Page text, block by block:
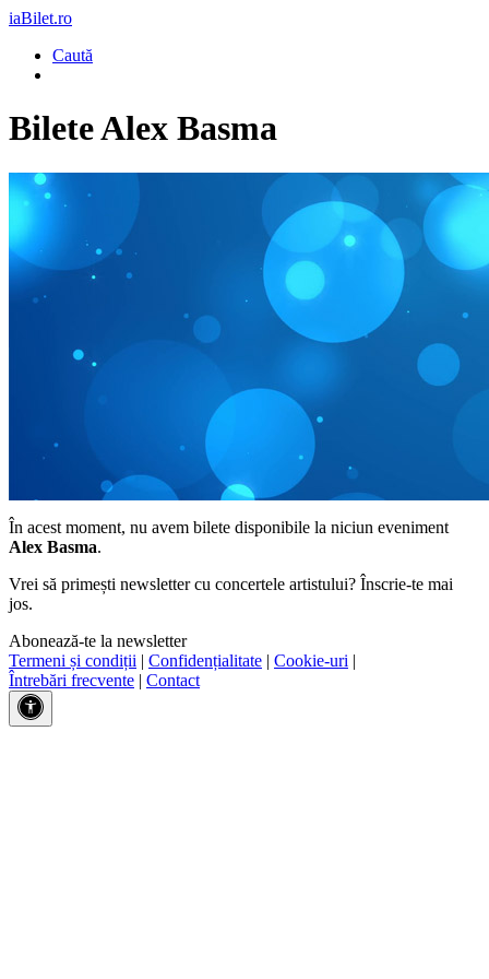
iaBilet.ro
Caută
BileteAlex Basma
În acest moment, nu avem bilete disponibile la niciun eveniment
Alex Basma.
Vrei să primești newsletter cu concertele artistului? Înscrie-te mai
jos.
Abonează-te la newsletter
Termeni și condiții | Confidențialitate | Cookie-uri |
Întrebări frecvente | Contact